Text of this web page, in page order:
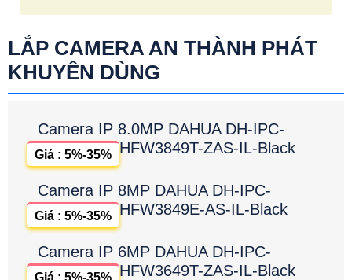
LẮP CAMERA AN THÀNH PHÁT
KHUYÊN DÙNG
Camera IP 8.0MP DAHUA DH-IPC-
HFW3849T-ZAS-IL-Black
Giá : 5%-35%
Camera IP 8MP DAHUA DH-IPC-
HFW3849E-AS-IL-Black
Giá : 5%-35%
Camera IP 6MP DAHUA DH-IPC-
HFW3649T-ZAS-IL-Black